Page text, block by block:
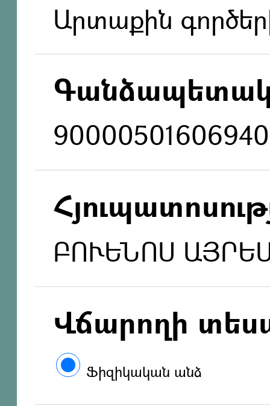
Արտաքին
ԲՈՒԵՆՈՍ
Վճարողի
Ֆիզիկական անձ